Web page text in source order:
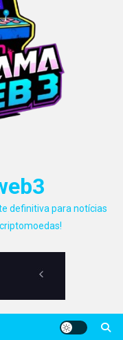
definitiva para notícias